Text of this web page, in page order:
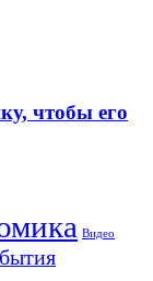
чтобы его
Видео